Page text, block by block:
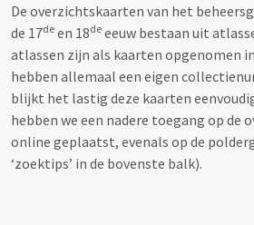
De overzichtskaarten van het
de 17de en 18de eeuw bestaan uit
atlassen zijn als kaarten opgenomen
hebben allemaal een eigen
blijkt het lastig deze kaarten
hebben we een nadere toegang op de
online geplaatst, evenals op de
‘zoektips’ in de bovenste balk).